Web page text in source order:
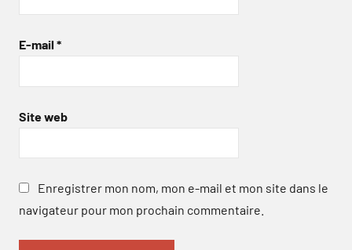
E-mail *
Site web
Enregistrer mon nom, mon e-mail et mon site dans le
navigateur pour mon prochain commentaire.